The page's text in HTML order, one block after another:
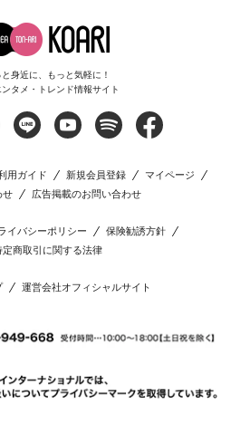
と身近に、もっと気軽に！
タメ・トレンド情報サイト
用ガイド 新規会員登録
マイページ
せ
広告掲載のお問い合わせ
イバシーポリシー
保険勧誘方針
定商取引に関する法律
運営会社オフィシャルサイト